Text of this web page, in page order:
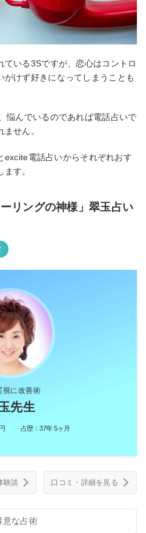
いる3Sですが、恋心はコントロ
がけず好きになってしまうことも
悩んでいるのであれば電話占いで
せん。
excite電話占いからそれぞれおす
す。
リングの神様」翠玉占い
視に改善術
先生
占歴：37年 5ヶ月
験談 口コミ・詳細を見る
意な占術